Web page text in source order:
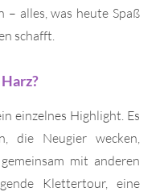
– alles, was heute Spaß
schafft.
einzelnes Highlight. Es
die Neugier wecken,
mit anderen
Klettertour, eine